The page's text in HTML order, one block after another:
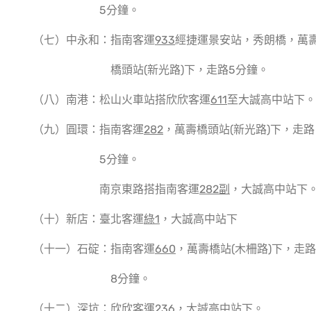
5分鐘。
（七）中永和：指南客運933經捷運景安站，秀朗橋，萬
橋頭站(新光路)下，走路5分鐘。
（八）南港：松山火車站搭欣欣客運611至大誠高中站下。
（九）圓環：指南客運282 ，萬壽橋頭站(新光路)下，走路
5分鐘。
南京東路搭指南客運282副 ，大誠高中站下
（十）新店：臺北客運綠1 ，大誠高中站下
（十一）石碇：指南客運660 ，萬壽橋站(木柵路)下，走路
8分鐘。